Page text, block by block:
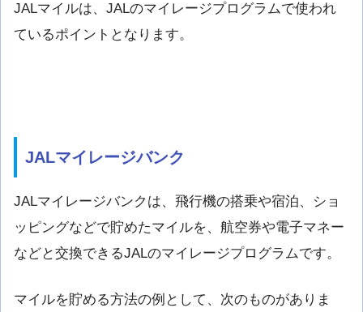
JALマイルは、JALのマイレージプログラムで使われ
ているポイントとなります。
JALマイレージバンク
JALマイレージバンクは、飛行機の搭乗や宿泊、ショ
ッピングなどで貯めたマイルを、航空券や電子マネー
などと交換できるJALのマイレージプログラムです。
マイルを貯める方法の例として、次のものがありま